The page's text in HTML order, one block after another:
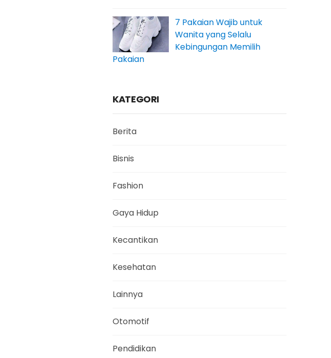
7 Pakaian Wajib untuk
Wanita yang Selalu
Kebingungan Memilih
Pakaian
KATEGORI
Berita
Bisnis
Fashion
Gaya Hidup
Kecantikan
Kesehatan
Lainnya
Otomotif
Pendidikan